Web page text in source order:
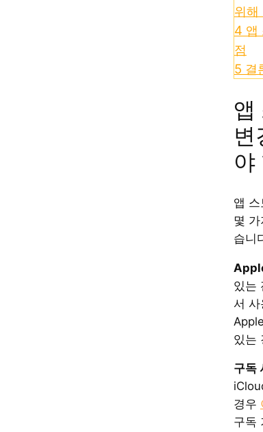
위
4 앱
점
5 결
앱
변
야
앱
몇
습니
있는
서
있는
구독
경우
구독